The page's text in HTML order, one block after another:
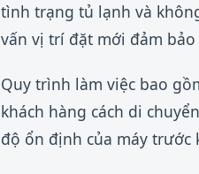
tình trạng tủ lạnh và
vấn vị trí đặt mới đảm
Quy trình làm việc bao
khách hàng cách di
độ ổn định của máy trước